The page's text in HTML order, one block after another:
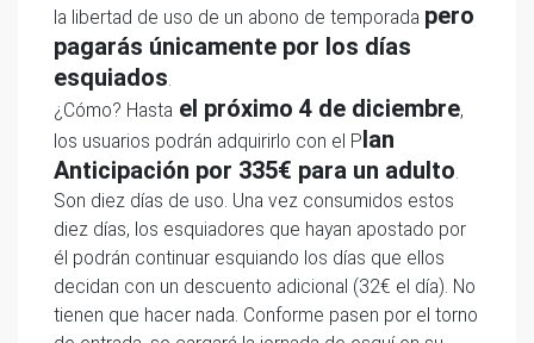
la libertad de uso de un abono de temporada pero
pagarás únicamente por los días
esquiados.
¿Cómo? Hasta el próximo 4 de diciembre,
los usuarios podrán adquirirlo con el Plan
Anticipación por 335€ para un adulto.
Son diez días de uso. Una vez consumidos estos
diez días, los esquiadores que hayan apostado por
él podrán continuar esquiando los días que ellos
decidan con un descuento adicional (32€ el día). No
tienen que hacer nada. Conforme pasen por el torno